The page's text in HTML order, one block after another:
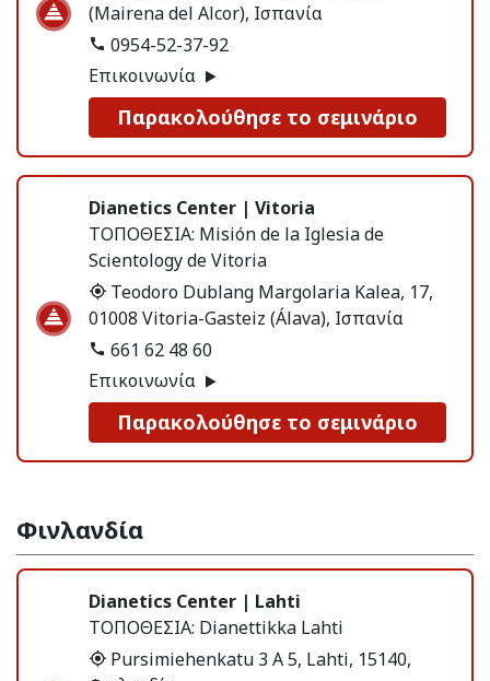
(Mairena del Alcor), Ισπανία
0954-52-37-92
Επικοινωνία
Παρακολούθησε το σεμινάριο
Dianetics Center | Vitoria
ΤΟΠΟΘΕΣΙΑ: Misión de la Iglesia de
Scientology de Vitoria
Teodoro Dublang Margolaria Kalea, 17,
01008 Vitoria-Gasteiz (Álava), Ισπανία
661 62 48 60
Επικοινωνία
Παρακολούθησε το σεμινάριο
Φινλανδία
Dianetics Center | Lahti
ΤΟΠΟΘΕΣΙΑ: Dianettikka Lahti
Pursimiehenkatu 3 A 5, Lahti, 15140,